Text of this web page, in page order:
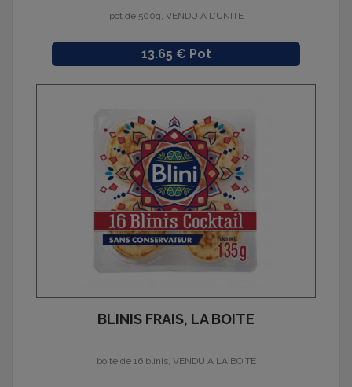
pot de 500g, VENDU A L'UNITE
Prix
13.65 € Pot
BLINIS FRAIS, LA BOITE
boite de 16 blinis, VENDU A LA BOITE